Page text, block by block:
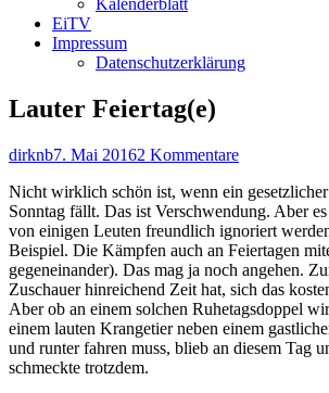
Kalenderblatt
EiTV
Impressum
Datenschutzerklärung
Lauter Feiertag(e)
Autor
dirknbVeröffentlicht
7. Mai 20162 Kommentarezu
Feiertag(e)
Nicht wirklich schön ist, wenn ein
Sonntag fällt. Das ist Verschwendung. Aber
von einigen Leuten freundlich ignoriert
Beispiel. Die Kämpfen auch an Feiertagen
gegeneinander). Das mag ja noch angehen.
Zuschauer hinreichend Zeit hat, sich das
Aber ob an einem solchen Ruhetagsdoppel
einem lauten Krangetier neben einem
und runter fahren muss, blieb an diesem Tag
schmeckte trotzdem.